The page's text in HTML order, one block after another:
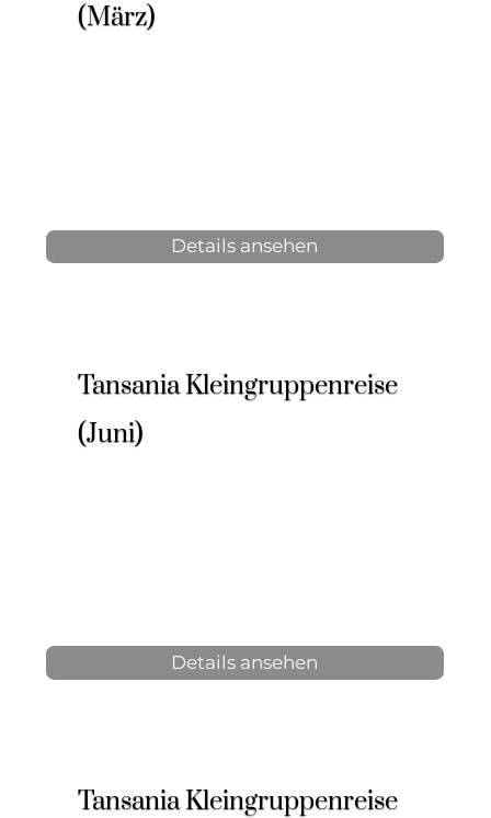
(März)
Details ansehen
Tansania Kleingruppenreise
(Juni)
Details ansehen
Tansania Kleingruppenreise